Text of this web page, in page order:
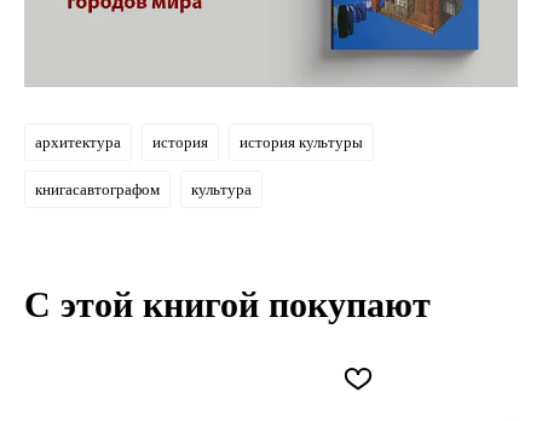
архитектура история история культуры
книгасавтографом культура
С этой книгой покупают